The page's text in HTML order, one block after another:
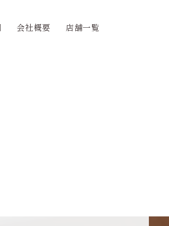
会社概要 店舗一覧